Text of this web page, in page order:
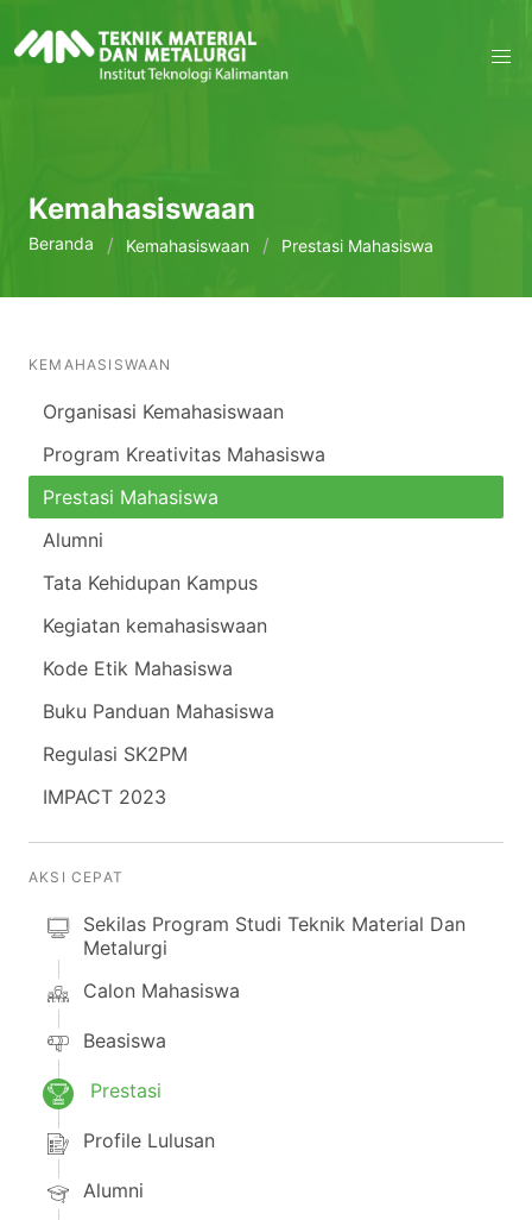
Kemahasiswaan
Beranda Kemahasiswaan Prestasi Mahasiswa
KEMAHASISWAAN
Organisasi Kemahasiswaan
Program Kreativitas Mahasiswa
Prestasi Mahasiswa
Alumni
Tata Kehidupan Kampus
Kegiatan kemahasiswaan
Kode Etik Mahasiswa
Buku Panduan Mahasiswa
Regulasi SK2PM
IMPACT 2023
AKSI CEPAT
Sekilas Program Studi Teknik Material Dan
Metalurgi
Calon Mahasiswa
Beasiswa
Prestasi
Profile Lulusan
Alumni